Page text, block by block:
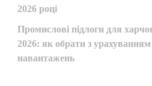
2026 році
Промислові підлоги для
2026: як обрати з урахуванням
навантажень